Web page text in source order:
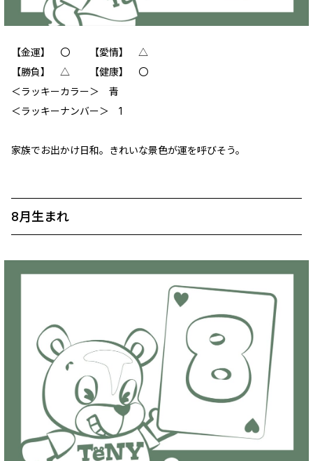
【金運】 〇 【愛情】 △
【勝負】 △ 【健康】 〇
＜ラッキーカラー＞ 青
＜ラッキーナンバー＞ 1
家族でお出かけ日和。きれいな景色が運を呼びそう。
8月生まれ